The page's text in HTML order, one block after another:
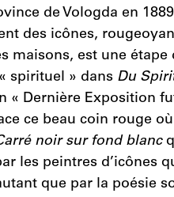
de Vologda en
des icônes,
maisons, est une
spirituel » dans Du
« Dernière Exposition
ce beau coin rouge
noir sur fond blanc
les peintres d’icônes
que par la poésie